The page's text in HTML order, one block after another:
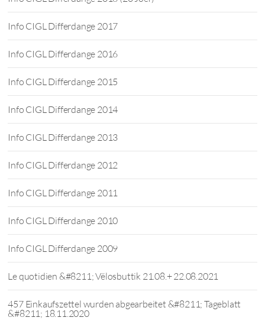
Info CIGL Differdange 2017
Info CIGL Differdange 2016
Info CIGL Differdange 2015
Info CIGL Differdange 2014
Info CIGL Differdange 2013
Info CIGL Differdange 2012
Info CIGL Differdange 2011
Info CIGL Differdange 2010
Info CIGL Differdange 2009
Le quotidien &#8211; Vëlosbuttik 21.08.+ 22.08.2021
457 Einkaufszettel wurden abgearbeitet &#8211; Tageblatt
&#8211; 18.11.2020